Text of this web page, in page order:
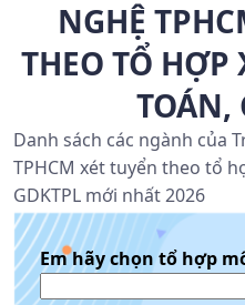
NGHỆ
THEO TỔ
TOÁN,
Danh sách các ngành của
TPHCM xét tuyển theo tổ
GDKTPL mới nhất 2026
Em hãy chọn tổ hợp